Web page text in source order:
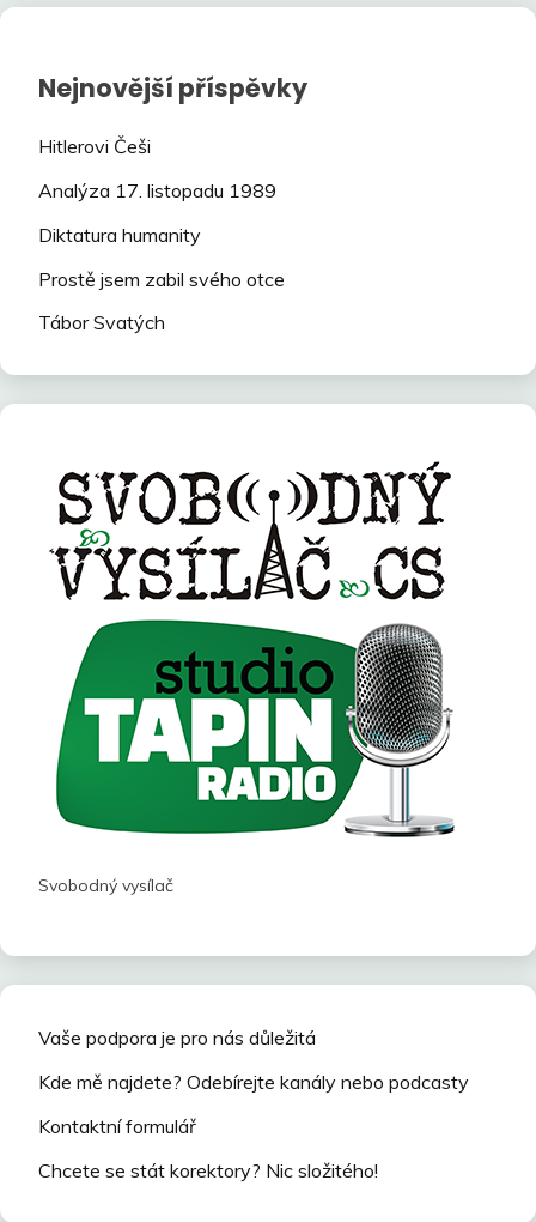
Nejnovější příspěvky
Hitlerovi Češi
Analýza 17. listopadu 1989
Diktatura humanity
Prostě jsem zabil svého otce
Tábor Svatých
Svobodný vysílač
Vaše podpora je pro nás důležitá
Kde mě najdete? Odebírejte kanály nebo podcasty
Kontaktní formulář
Chcete se stát korektory? Nic složitého!